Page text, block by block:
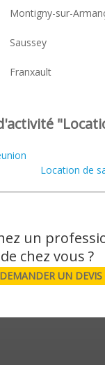
Montigny-sur-
Saussey
Franxault
Location de
un
DEMANDER UN DEVIS